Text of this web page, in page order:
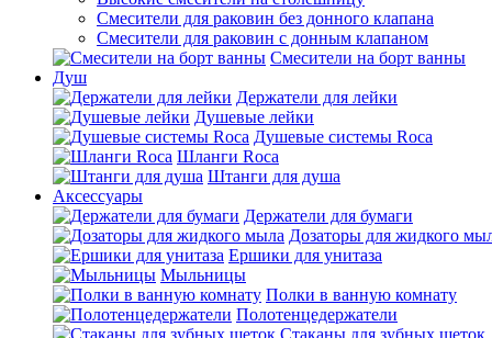
Смесители для раковин без донного клапана
Смесители для раковин с донным клапаном
Смесители на борт ванны
Душ
Держатели для лейки
Душевые лейки
Душевые системы Roca
Шланги Roca
Штанги для душа
Аксессуары
Держатели для бумаги
Дозаторы для жидкого
Ершики для унитаза
Мыльницы
Полки в ванную комнату
Полотенцедержатели
Стаканы для зубных щеток